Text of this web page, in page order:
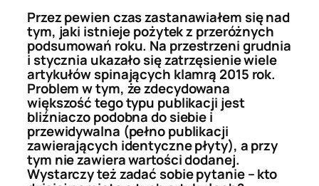
Przez pewien czas zastanawiałem się nad
tym, jaki istnieje pożytek z przeróżnych
podsumowań roku. Na przestrzeni grudnia
i stycznia ukazało się zatrzęsienie wiele
artykułów spinających klamrą 2015 rok.
Problem w tym, że zdecydowana
większość tego typu publikacji jest
bliźniaczo podobna do siebie i
przewidywalna (pełno publikacji
zawierających identyczne płyty), a przy
tym nie zawiera wartości dodanej.
Wystarczy też zadać sobie pytanie – kto